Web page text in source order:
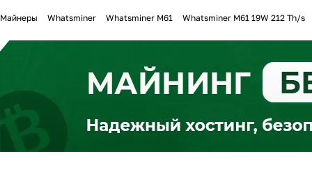
Майнеры Whatsminer Whatsminer M61 Whatsminer M61 19W 212 Th/s